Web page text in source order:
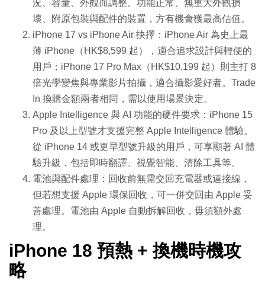
況、容量、外觀而調整。功能正常、無重大外觀損
壞、附原包裝與配件的裝置，方有機會獲最高估值。
iPhone 17 vs iPhone Air 抉擇：iPhone Air 為史上最
薄 iPhone（HK$8,599 起），適合追求設計與輕便的
用戶；iPhone 17 Pro Max（HK$10,199 起）則主打 8
倍光學變焦與專業影片拍攝，適合攝影愛好者。Trade
In 換購金額兩者相同，需以使用場景決定。
Apple Intelligence 與 AI 功能的硬件要求：iPhone 15
Pro 及以上型號才支援完整 Apple Intelligence 體驗。
從 iPhone 14 或更早型號升級的用戶，可享顯著 AI 體
驗升級，包括即時翻譯、視覺智能、清除工具等。
電池與配件處理：回收前無需交回充電器或連接線，
但若想支援 Apple 環保回收，可一併交回由 Apple 妥
善處理。電池由 Apple 自動拆解回收，毋須額外處
理。
iPhone 18 預熱 + 換機時機攻
略